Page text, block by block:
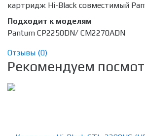
картридж Hi-Black совместимый
Подходит к моделям
Pantum CP2250DN/ CM2270ADN
Отзывы (0)
Рекомендуем